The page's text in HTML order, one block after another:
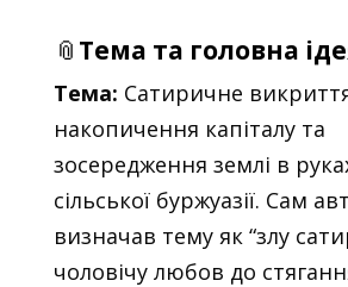
📎 Тема та головна
Тема: Сатиричне
накопичення капіталу та
зосередження землі в
сільської буржуазії. Сам
визначав тему як “злу
чоловічу любов до